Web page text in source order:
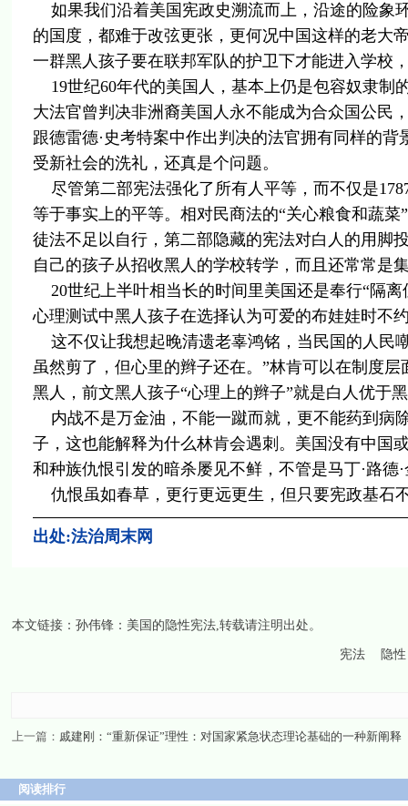
如果我们沿着美国宪政史溯流而上，沿途的险象
的国度，都难于改弦更张，更何况中国这样的老大
一群黑人孩子要在联邦军队的护卫下才能进入学校
19世纪60年代的美国人，基本上仍是包容奴隶制
大法官曾判决非洲裔美国人永不能成为合众国公民
跟德雷德·史考特案中作出判决的法官拥有同样的
受新社会的洗礼，还真是个问题。
尽管第二部宪法强化了所有人平等，而不仅是
等于事实上的平等。相对民商法的“关心粮食和蔬
徒法不足以自行，第二部隐藏的宪法对白人的用脚
自己的孩子从招收黑人的学校转学，而且还常常是
20世纪上半叶相当长的时间里美国还是奉行“隔
心理测试中黑人孩子在选择认为可爱的布娃娃时不
这不仅让我想起晚清遗老辜鸿铭，当民国的人民
虽然剪了，但心里的辫子还在。”林肯可以在制度
黑人，前文黑人孩子“心理上的辫子”就是白人优于
内战不是万金油，不能一蹴而就，更不能药到病
子，这也能解释为什么林肯会遇刺。美国没有中国
和种族仇恨引发的暗杀屡见不鲜，不管是马丁·路德
仇恨虽如春草，更行更远更生，但只要宪政基石
出处:法治周末网
本文链接： 孙伟锋：美国的隐性宪法,转载请注明出处。
宪法 隐性
上一篇： 戚建刚：“重新保证”理性：对国家紧急状态理论基础的一种新阐释
阅读排行